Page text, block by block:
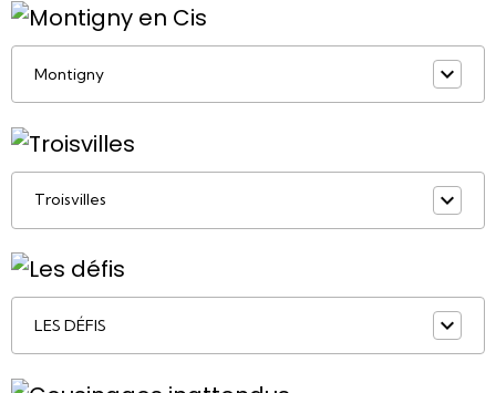
Montigny
Troisvilles
LES DÉFIS